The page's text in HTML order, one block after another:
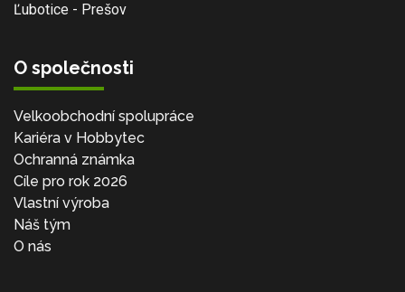
Ľubotice - Prešov
O společnosti
Velkoobchodní spolupráce
Kariéra v Hobbytec
Ochranná známka
Cíle pro rok 2026
Vlastní výroba
Náš tým
O nás